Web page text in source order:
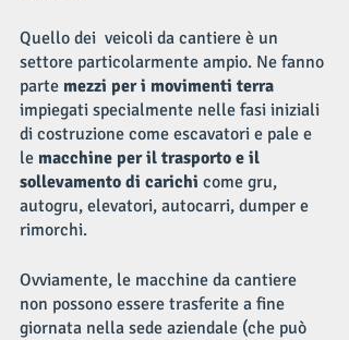
Quello dei  veicoli da cantiere è un
settore particolarmente ampio. Ne fanno
parte mezzi per i movimenti terra
impiegati specialmente nelle fasi iniziali
di costruzione come escavatori e pale e
le macchine per il trasporto e il
sollevamento di carichi come gru,
autogru, elevatori, autocarri, dumper e
rimorchi.
Ovviamente, le macchine da cantiere
non possono essere trasferite a fine
giornata nella sede aziendale (che può